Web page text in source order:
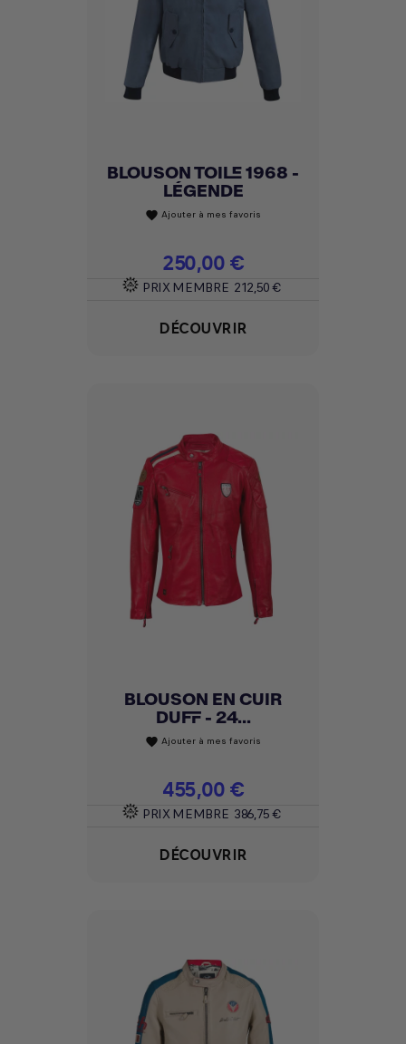
BLOUSON TOILE 1968 -
LÉGENDE
favorite Ajouter à mes favoris
Prix
250,00 €
PRIX MEMBRE 212,50 €
DÉCOUVRIR
BLOUSON EN CUIR
DUFF - 24...
favorite Ajouter à mes favoris
Prix
455,00 €
PRIX MEMBRE 386,75 €
DÉCOUVRIR